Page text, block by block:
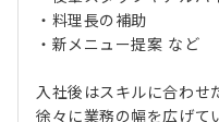
・料理長の補助
・新メニュー提案 など
入社後はスキルに合わせ
徐々に業務の幅を広げて